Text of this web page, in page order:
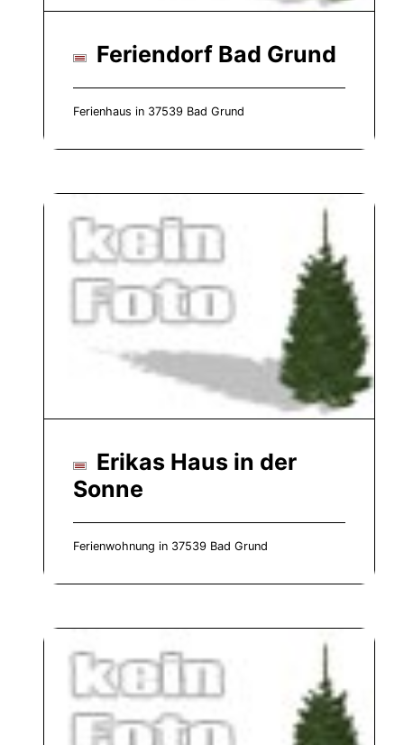
Feriendorf Bad Grund
Ferienhaus in 37539 Bad Grund
Erikas Haus in der
Sonne
Ferienwohnung in 37539 Bad Grund